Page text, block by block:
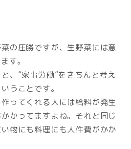
の圧勝ですが、生野菜には意
す。
、”家事労働”をきちんと考え
うことです。
ってくれる人には給料が発生
かってますよね。それと同じ
物にも料理にも人件費がかか